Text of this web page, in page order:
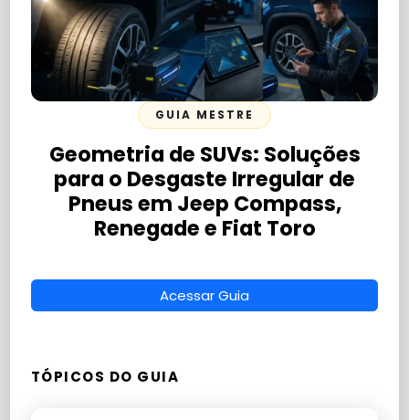
GUIA MESTRE
Geometria de SUVs: Soluções
para o Desgaste Irregular de
Pneus em Jeep Compass,
Renegade e Fiat Toro
Acessar Guia
TÓPICOS DO GUIA